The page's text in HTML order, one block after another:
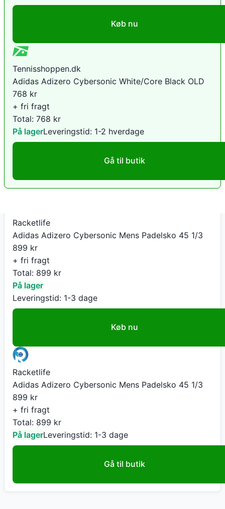
Køb nu
Tennisshoppen.dk
Adidas Adizero Cybersonic White/Core Black OLD
768 kr
+ fri fragt
Total: 768 kr
På lagerLeveringstid: 1-2 hverdage
Gå til butik
Racketlife
Adidas Adizero Cybersonic Mens Padelsko 45 1/3
899 kr
+ fri fragt
Total: 899 kr
På lager
Leveringstid: 1-3 dage
Køb nu
Racketlife
Adidas Adizero Cybersonic Mens Padelsko 45 1/3
899 kr
+ fri fragt
Total: 899 kr
På lagerLeveringstid: 1-3 dage
Gå til butik